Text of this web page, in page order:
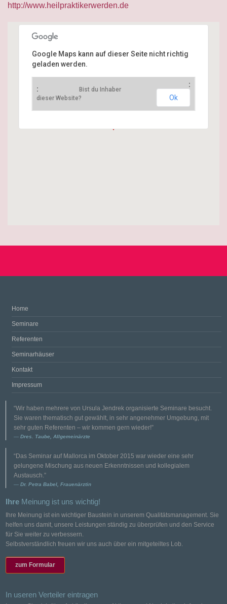
http://www.heilpraktikerwerden.de
Handjerystr. 22
12159 Berlin
Get Directions
Google Maps kann auf dieser Seite nicht richtig
geladen werden.
Bist du Inhaber
dieser Website?
Ok
Home
Seminare
Referenten
Seminarhäuser
Kontakt
Impressum
“Wir haben mehrere von Ursula Jendrek organisierte Seminare besucht.
Sie waren thematisch gut gewählt, in sehr angenehmer Umgebung, mit
sehr guten Referenten – wir kommen gern wieder!”
Dres. Taube, Allgemeinärzte
“Das Seminar auf Mallorca im Oktober 2015 war wieder eine sehr
gelungene Mischung aus neuen Erkenntnissen und kollegialem
Austausch.”
Dr. Petra Babel, Frauenärztin
Ihre Meinung ist uns wichtig!
Ihre Meinung ist ein wichtiger Baustein in unserem Qualitätsmanagement. Sie
helfen uns damit, unsere Leistungen ständig zu überprüfen und den Service
für Sie weiter zu verbessern.
Selbstverständlich freuen wir uns auch über ein mitgeteiltes Lob.
zum Formular
In useren Verteiler eintragen